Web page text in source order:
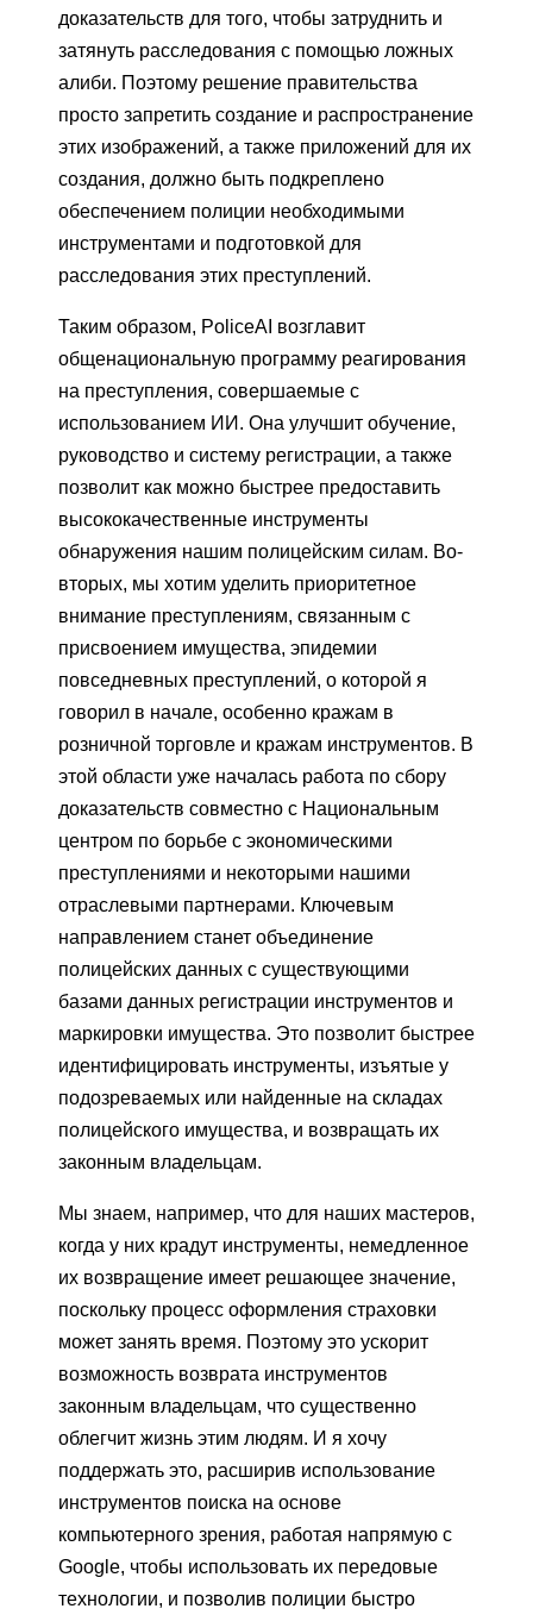
доказательств для того, чтобы затруднить и
затянуть расследования с помощью ложных
алиби. Поэтому решение правительства
просто запретить создание и распространение
этих изображений, а также приложений для их
создания, должно быть подкреплено
обеспечением полиции необходимыми
инструментами и подготовкой для
расследования этих преступлений.
Таким образом, PoliceAI возглавит
общенациональную программу реагирования
на преступления, совершаемые с
использованием ИИ. Она улучшит обучение,
руководство и систему регистрации, а также
позволит как можно быстрее предоставить
высококачественные инструменты
обнаружения нашим полицейским силам. Во-
вторых, мы хотим уделить приоритетное
внимание преступлениям, связанным с
присвоением имущества, эпидемии
повседневных преступлений, о которой я
говорил в начале, особенно кражам в
розничной торговле и кражам инструментов. В
этой области уже началась работа по сбору
доказательств совместно с Национальным
центром по борьбе с экономическими
преступлениями и некоторыми нашими
отраслевыми партнерами. Ключевым
направлением станет объединение
полицейских данных с существующими
базами данных регистрации инструментов и
маркировки имущества. Это позволит быстрее
идентифицировать инструменты, изъятые у
подозреваемых или найденные на складах
полицейского имущества, и возвращать их
законным владельцам.
Мы знаем, например, что для наших мастеров,
когда у них крадут инструменты, немедленное
их возвращение имеет решающее значение,
поскольку процесс оформления страховки
может занять время. Поэтому это ускорит
возможность возврата инструментов
законным владельцам, что существенно
облегчит жизнь этим людям. И я хочу
поддержать это, расширив использование
инструментов поиска на основе
компьютерного зрения, работая напрямую с
Google, чтобы использовать их передовые
технологии, и позволив полиции быстро